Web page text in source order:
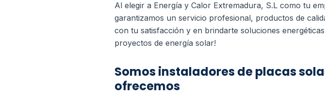
Al elegir a Energía y Calor Extremadura, S.L como tu
garantizamos un servicio profesional, productos de
con tu satisfacción y en brindarte soluciones
proyectos de energía solar!
Somos instaladores de placas
ofrecemos